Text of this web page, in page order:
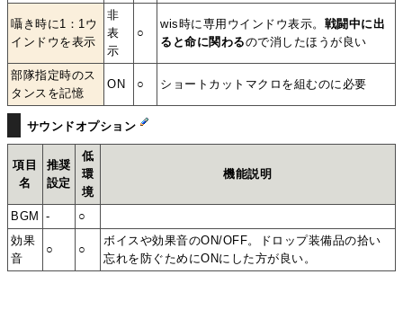
囁き時に1：1ウ
インドウを表示
非
表
示
○
wis時に専用ウインドウ表示。 戦闘中に出
ると命に関わるので消したほうが良い
部隊指定時のス
タンスを記憶
ON ○ ショートカットマクロを組むのに必要
サウンドオプション
項目
名
推奨
設定
低
環
境
機能説明
BGM -
○
効果
音
○ ○
ボイスや効果音のON/OFF。ドロップ装備品の拾い
忘れを防ぐためにONにした方が良い。